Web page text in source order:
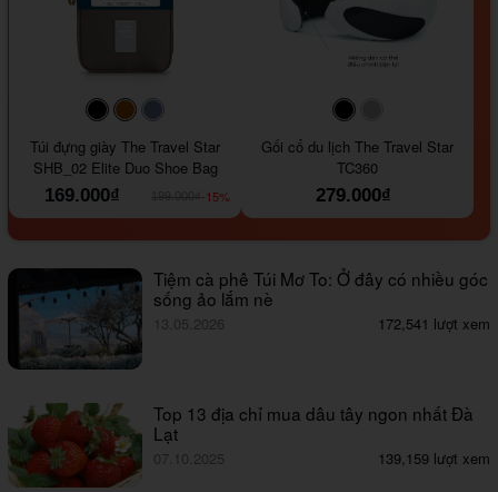
#000000#964B00
Túi đựng giày The Travel Star
SHB_02 Elite Duo Shoe Bag
169.000₫
-15%
#000000
Gối cổ du lịch The Travel Star
TC360
279.000₫
Tiệm cà phê Túi Mơ To: Ở đây có nhiều góc
sống ảo lắm nè
13.05.2026 172,541 lượt xem
Top 13 địa chỉ mua dâu tây ngon nhất Đà
Lạt
07.10.2025 139,159 lượt xem